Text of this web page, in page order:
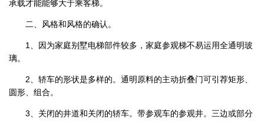
承载才能能够大于乘客梯。
二、风格和风格的确认。
1、因为家庭别墅电梯部件较多，家庭参观梯不易运用全通明玻
璃。
2、轿车的形状是多样的。通明原料的主动折叠门可引荐矩形、
圆形、组合。
3、关闭的井道和关闭的轿车。带参观车的参观井。三边或部分